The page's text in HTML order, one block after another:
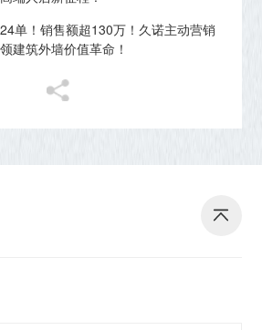
单！销售额超130万！久诺主动营销
建筑外墙价值革命！